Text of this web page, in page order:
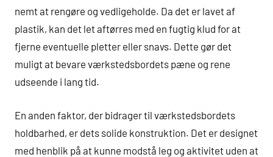
nemt at rengøre og vedligeholde. Da det er lavet af
plastik, kan det let aftørres med en fugtig klud for at
fjerne eventuelle pletter eller snavs. Dette gør det
muligt at bevare værkstedsbordets pæne og rene
udseende i lang tid.
En anden faktor, der bidrager til værkstedsbordets
holdbarhed, er dets solide konstruktion. Det er designet
med henblik på at kunne modstå leg og aktivitet uden at